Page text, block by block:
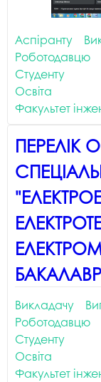
Аспіранту
Роботодавцю
Студенту
Освіта
Факультет
ПЕРЕЛІК
Викладачу
Роботодавцю
Студенту
Освіта
Факультет